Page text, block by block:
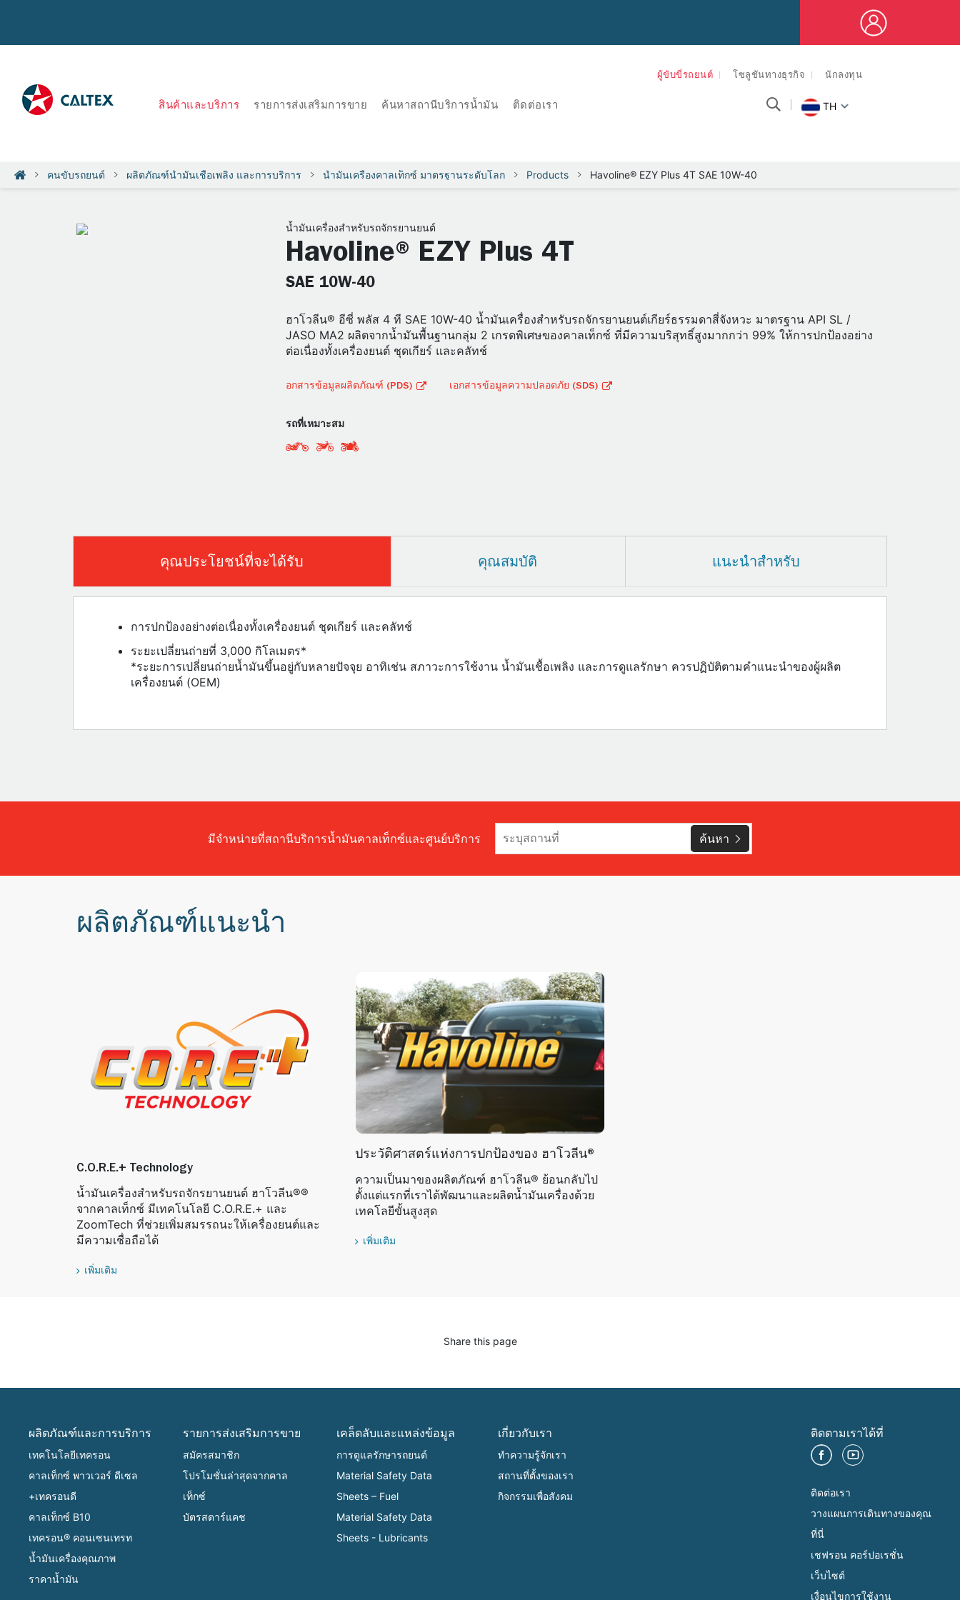
ผู้ขับขี่รถยนต์ โซลูชันทางธุรกิจ นักลงทุน
สินค้าและบริการ รายการส่งเสริมการขาย ค้นหาสถานีบริการน้ำมัน ติดต่อเรา TH
คนขับรถยนต์ ผลิตภัณฑ์น้ำมันเชื้อเพลิง และการบริการ น้ำมันเครื่องคาลเท็กซ์ มาตรฐานระดับโลก Products Havoline® EZY Plus 4T SAE 10W-40
น้ำมันเครื่องสำหรับรถจักรยานยนต์
Havoline® EZY Plus 4T
SAE 10W-40
ฮาโวลีน® อีซี่ พลัส 4 ที SAE 10W-40 น้ำมันเครื่องสำหรับรถจักรยานยนต์เกียร์ธรรมดาสี่จังหวะ มาตรฐาน API SL /
JASO MA2 ผลิตจากน้ำมันพื้นฐานกลุ่ม 2 เกรดพิเศษของคาลเท็กซ์ ที่มีความบริสุทธิ์สูงมากกว่า 99% ให้การปกป้องอย่าง
ต่อเนื่องทั้งเครื่องยนต์ ชุดเกียร์ และคลัทช์
อกสารข้อมูลผลิตภัณฑ์ (PDS) เอกสารข้อมูลความปลอดภัย (SDS)
รถที่เหมาะสม
คุณประโยชน์ที่จะได้รับ คุณสมบัติ แนะนำสำหรับ
การปกป้องอย่างต่อเนื่องทั้งเครื่องยนต์ ชุดเกียร์ และคลัทช์
ระยะเปลี่ยนถ่ายที่ 3,000 กิโลเมตร*
*ระยะการเปลี่ยนถ่ายน้ำมันขึ้นอยู่กับหลายปัจจุย อาทิเช่น สภาวะการใช้งาน น้ำมันเชื้อเพลิง และการดูแลรักษา ควรปฏิบัติตามคำแนะนำของผู้ผลิต
เครื่องยนต์ (OEM)
มีจำหน่ายที่สถานีบริการน้ำมันคาลเท็กซ์และศูนย์บริการ ค้นหา
ผลิตภัณฑ์แนะนำ
C.O.R.E.+ Technology
น้ำมันเครื่องสำหรับรถจักรยานยนต์ ฮาโวลีน®®
จากคาลเท็กซ์ มีเทคโนโลยี C.O.R.E.+ และ
ZoomTech ที่ช่วยเพิ่มสมรรถนะให้เครื่องยนต์และ
มีความเชื่อถือได้
เพิ่มเติม
ประวัติศาสตร์แห่งการปกป้องของ ฮาโวลีน®
ความเป็นมาของผลิตภัณฑ์ ฮาโวลีน® ย้อนกลับไป
ตั้งแต่แรกที่เราได้พัฒนาและผลิตน้ำมันเครื่องด้วย
เทคโลยีขั้นสูงสุด
เพิ่มเติม
Share this page
ผลิตภัณฑ์และการบริการ
เทคโนโลยีเทครอน
คาลเท็กซ์ พาวเวอร์ ดีเซล
+เทครอนดี
คาลเท็กซ์ B10
เทครอน® คอนเซนเทรท
น้ำมันเครื่องคุณภาพ
ราคาน้ำมัน
รายการส่งเสริมการขาย
สมัครสมาชิก
โปรโมชั่นล่าสุดจากคาล
เท็กซ์
บัตรสตาร์แคช
เคล็ดลับและแหล่งข้อมูล
การดูแลรักษารถยนต์
Material Safety Data
Sheets – Fuel
Material Safety Data
Sheets - Lubricants
เกี่ยวกับเรา
ทำความรู้จักเรา
สถานที่ตั้งของเรา
กิจกรรมเพื่อสังคม
ติดตามเราได้ที่
ติดต่อเรา
วางแผนการเดินทางของคุณ
ที่นี่
เชฟรอน คอร์ปอเรชั่น
เว็บไซต์
เงื่อนไขการใช้งาน